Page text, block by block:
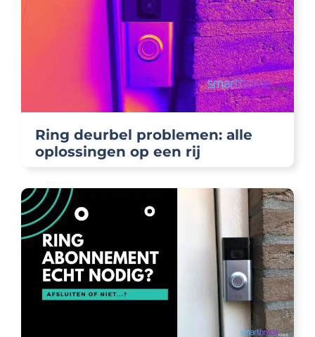
Ring deurbel problemen: alle
oplossingen op een rij